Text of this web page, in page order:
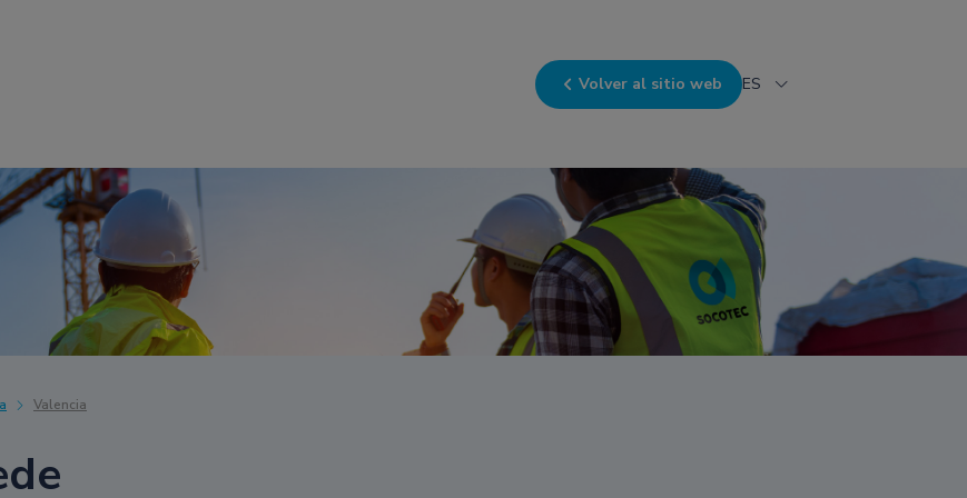
Volver al sitio web ES
Valencia